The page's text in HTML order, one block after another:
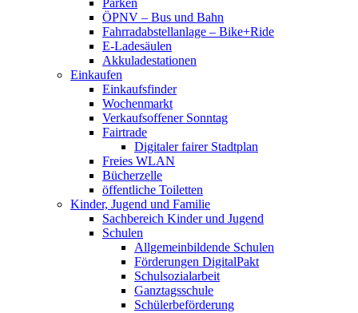
Parken
ÖPNV – Bus und Bahn
Fahrradabstellanlage – Bike+Ride
E-Ladesäulen
Akkuladestationen
Einkaufen
Einkaufsfinder
Wochenmarkt
Verkaufsoffener Sonntag
Fairtrade
Digitaler fairer Stadtplan
Freies WLAN
Bücherzelle
öffentliche Toiletten
Kinder, Jugend und Familie
Sachbereich Kinder und Jugend
Schulen
Allgemeinbildende Schulen
Förderungen DigitalPakt
Schulsozialarbeit
Ganztagsschule
Schülerbeförderung